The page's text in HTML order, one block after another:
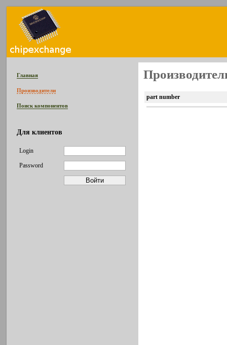
Главная
Производители
Поиск компонентов
Для клиентов
Login
Password
part number